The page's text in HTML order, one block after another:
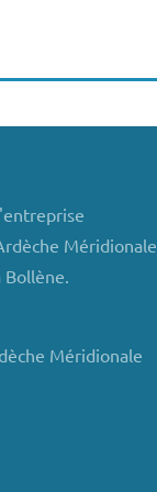
Méridionale
Bollène.
Méridionale